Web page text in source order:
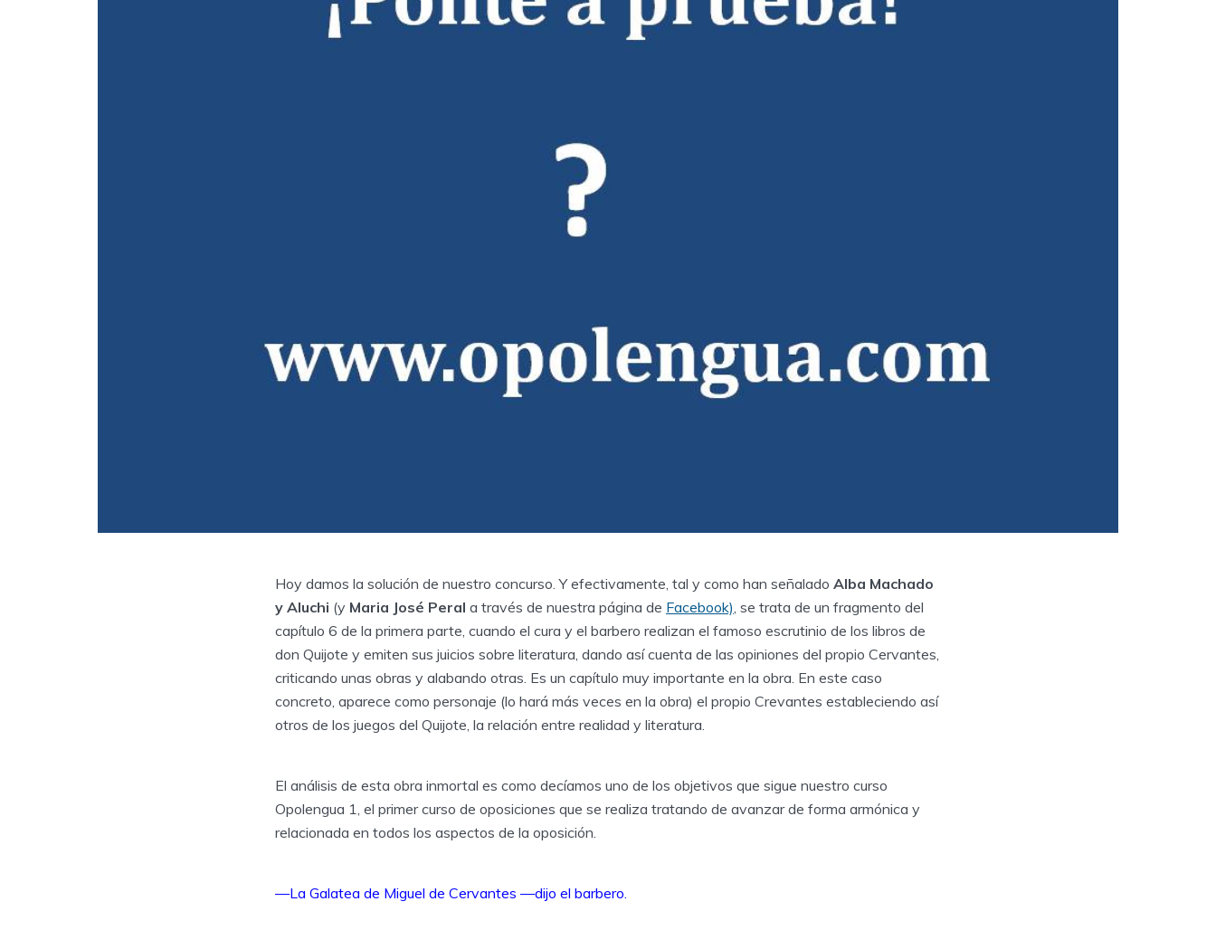
Hoy damos la solución de nuestro concurso. Y efectivamente, tal y como han señalado Alba Machado
y Aluchi (y Maria José Peral a través de nuestra página de Facebook), se trata de un fragmento del
capítulo 6 de la primera parte, cuando el cura y el barbero realizan el famoso escrutinio de los libros de
don Quijote y emiten sus juicios sobre literatura, dando así cuenta de las opiniones del propio Cervantes,
criticando unas obras y alabando otras. Es un capítulo muy importante en la obra. En este caso
concreto, aparece como personaje (lo hará más veces en la obra) el propio Crevantes estableciendo así
otros de los juegos del Quijote, la relación entre realidad y literatura.
El análisis de esta obra inmortal es como decíamos uno de los objetivos que sigue nuestro curso
Opolengua 1, el primer curso de oposiciones que se realiza tratando de avanzar de forma armónica y
relacionada en todos los aspectos de la oposición.
—La Galatea de Miguel de Cervantes —dijo el barbero.